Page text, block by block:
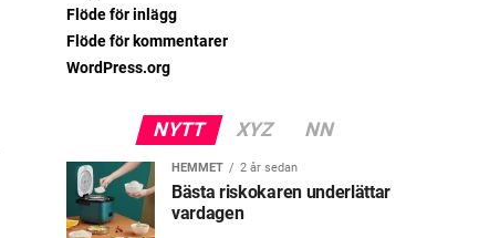
Flöde för inlägg
Flöde för kommentarer
WordPress.org
NYTT XYZ NN
HEMMET 2 år sedan
Bästa riskokaren underlättar
vardagen